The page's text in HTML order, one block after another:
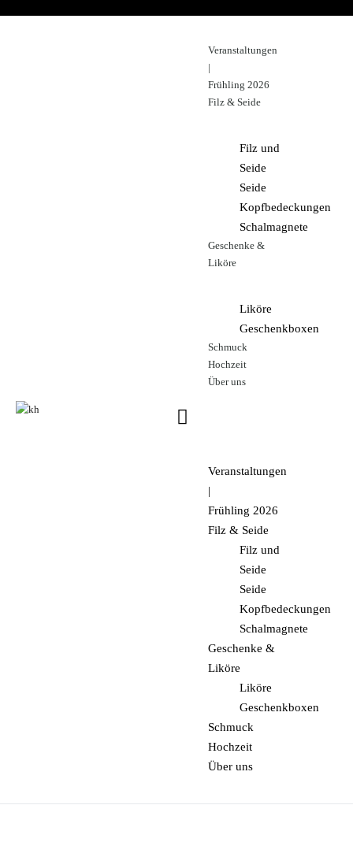
Veranstaltungen
|
Frühling 2026
Filz & Seide
Filz und
Seide
Seide
Kopfbedeckungen
Schalmagnete
Geschenke &
Liköre
Liköre
Geschenkboxen
Schmuck
Hochzeit
Über uns
Veranstaltungen
|
Frühling 2026
Filz & Seide
Filz und
Seide
Seide
Kopfbedeckungen
Schalmagnete
Geschenke &
Liköre
Liköre
Geschenkboxen
Schmuck
Hochzeit
Über uns